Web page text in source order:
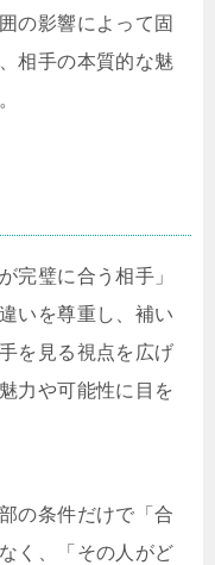
の影響によって固
相手の本質的な魅
完璧に合う相手」
いを尊重し、補い
を見る視点を広げ
力や可能性に目を
の条件だけで「合
く、「その人がど